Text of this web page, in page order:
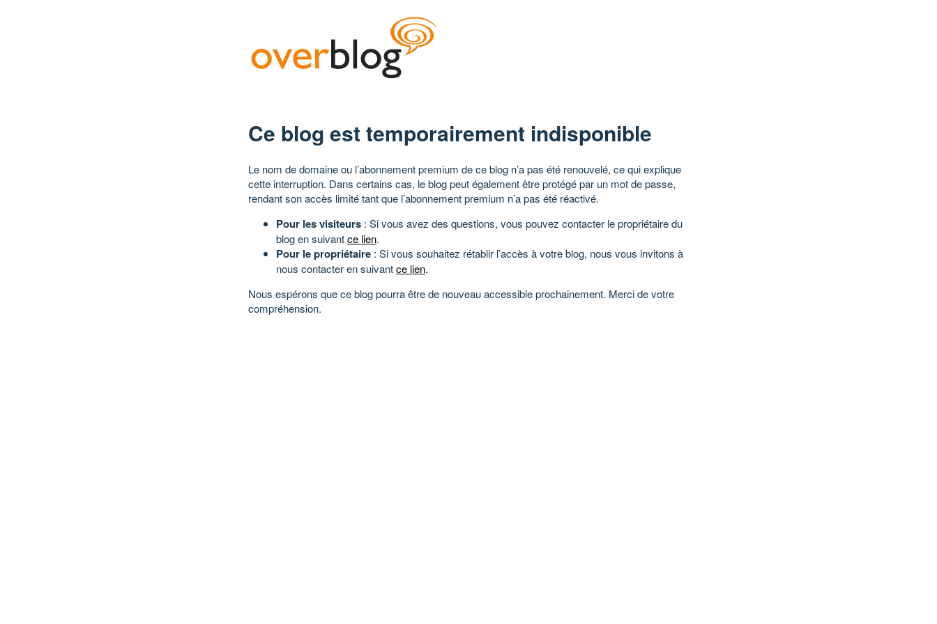
Ce blog est temporairement indisponible
Le nom de domaine ou l’abonnement premium de ce blog n’a pas été renouvelé, ce qui explique
cette interruption. Dans certains cas, le blog peut également être protégé par un mot de passe,
rendant son accès limité tant que l’abonnement premium n’a pas été réactivé.
Pour les visiteurs : Si vous avez des questions, vous pouvez contacter le propriétaire du
blog en suivantce lien.
Pour le propriétaire : Si vous souhaitez rétablir l’accès à votre blog, nous vous invitons à
nous contacter en suivantce lien.
Nous espérons que ce blog pourra être de nouveau accessible prochainement. Merci de votre
compréhension.